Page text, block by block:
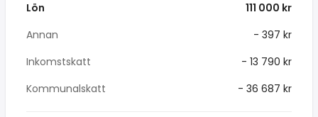
Lön
111 000 kr
Annan
- 397 kr
Inkomstskatt
- 13 790 kr
Kommunalskatt
- 36 687 kr